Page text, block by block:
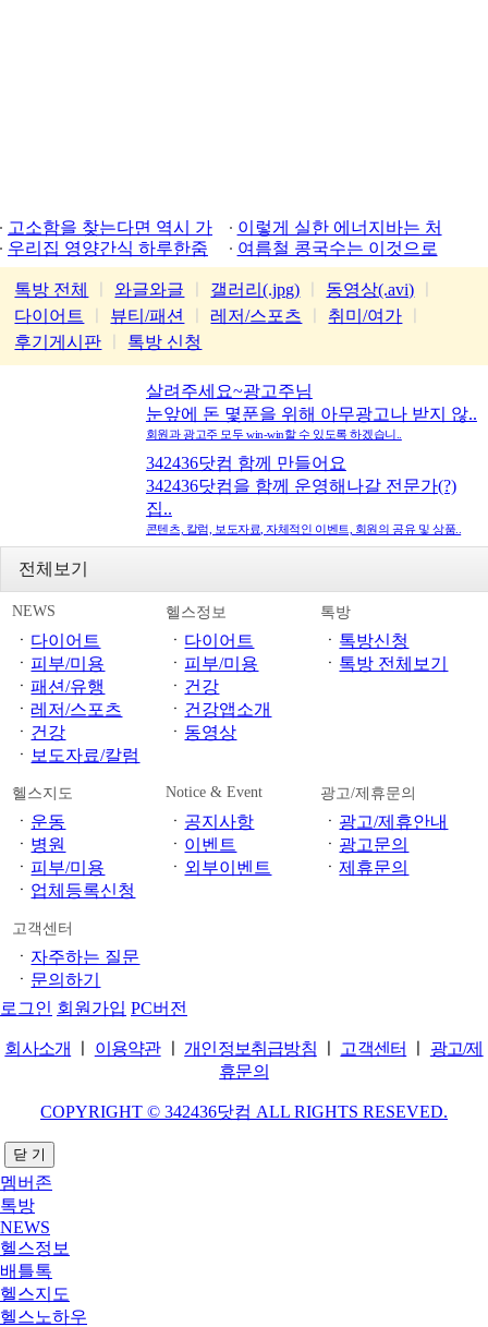
고소함을 찾는다면 역시 가
평잣
이렇게 실한 에너지바는 처
음
우리집 영양간식 하루한줌 여름철 콩국수는 이것으로
톡방 전체 와글와글 갤러리(.jpg) 동영상(.avi)
다이어트
뷰티/패션 레저/스포츠 취미/여가
후기게시판
톡방 신청
살려주세요~광고주님
눈앞에 돈 몇푼을 위해 아무광고나 받지 않..
회원과 광고주 모두 win-win할 수 있도록 하겠습니..
342436닷컴 함께 만들어요
342436닷컴을 함께 운영해나갈 전문가(?)
집..
콘텐츠, 칼럼, 보도자료, 자체적인 이벤트, 회원의 공유 및 상품..
전체보기
NEWS
ㆍ 다이어트
ㆍ 피부/미용
ㆍ패션/유행
ㆍ 레저/스포츠
ㆍ 건강
ㆍ 보도자료/칼럼
헬스정보
ㆍ 다이어트
ㆍ 피부/미용
ㆍ 건강
ㆍ 건강앱소개
ㆍ 동영상
톡방
ㆍ 톡방신청
ㆍ 톡방 전체보기
헬스지도
ㆍ 운동
ㆍ 병원
ㆍ 피부/미용
ㆍ 업체등록신청
Notice & Event
ㆍ 공지사항
ㆍ 이벤트
ㆍ 외부이벤트
광고/제휴문의
ㆍ 광고/제휴안내
ㆍ 광고문의
ㆍ제휴문의
고객센터
ㆍ 자주하는 질문
ㆍ 문의하기
로그인 회원가입 PC버전
회사소개 이용약관ㅣ개인정보취급방침 고객센터
광고/제
휴문의
COPYRIGHT © 342436닷컴 ALL RIGHTS RESEVED.
닫 기
멤버존
톡방
NEWS
헬스정보
배틀톡
헬스지도
헬스노하우